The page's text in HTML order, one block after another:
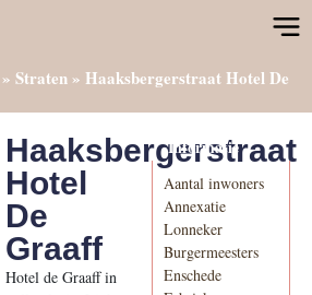
» Straten» Haaksbergerstraat Hotel De
Haaksbergerstraat
Hotel
De
Graaff
Hotel de Graaff in
Informatie
Aantal inwoners
Annexatie
Lonneker
Burgermeesters
Enschede